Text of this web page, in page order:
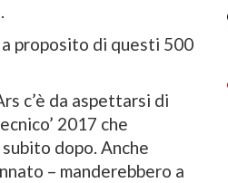
proposito di questi 500
c’è da aspettarsi di
2017 che
dopo. Anche
– manderebbero a